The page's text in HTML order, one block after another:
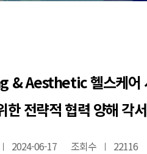
Aesthetic 헬스케어
한 전략적 협력 양해 각
2024-06-17 조회수 22116